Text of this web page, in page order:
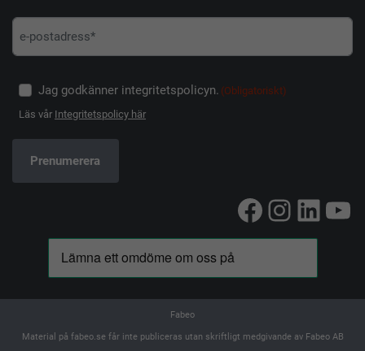
Jag godkänner integritetspolicyn. (Obligatoriskt)
Läs vår Integritetspolicy här
Facebook
Fabeo
Material på fabeo.se får inte publiceras utan skriftligt medgivande av Fabeo AB